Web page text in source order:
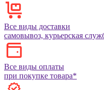
Все виды доставки
самовывоз, курьерская
Все виды оплаты
при покупке товара*